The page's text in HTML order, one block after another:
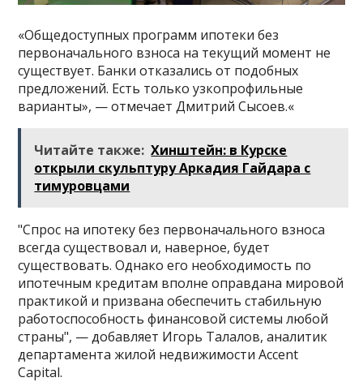
«Общедоступных программ ипотеки без
первоначального взноса на текущий момент не
существует. Банки отказались от подобных
предложений. Есть только узкопрофильные
варианты», — отмечает Дмитрий Сысоев.«
Читайте также: Хинштейн: в Курске
открыли скульптуру Аркадия Гайдара с
тимуровцами
"Спрос на ипотеку без первоначального взноса
всегда существовал и, наверное, будет
существовать. Однако его необходимость по
ипотечным кредитам вполне оправдана мировой
практикой и призвана обеспечить стабильную
работоспособность финансовой системы любой
страны", — добавляет Игорь Талалов, аналитик
департамента жилой недвижимости Accent
Capital.